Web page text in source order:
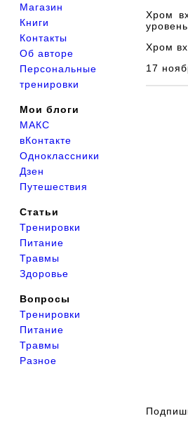
Магазин
Книги
Контакты
Об авторе
Персональные
тренировки
Мои блоги
МАКС
вКонтакте
Одноклассники
Дзен
Путешествия
Статьи
Тренировки
Питание
Травмы
Здоровье
Вопросы
Тренировки
Питание
Травмы
Разное
Хром
Хром
17